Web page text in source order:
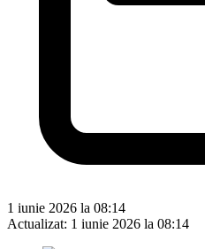
1 iunie 2026 la 08:14
Actualizat: 1 iunie 2026 la 08:14